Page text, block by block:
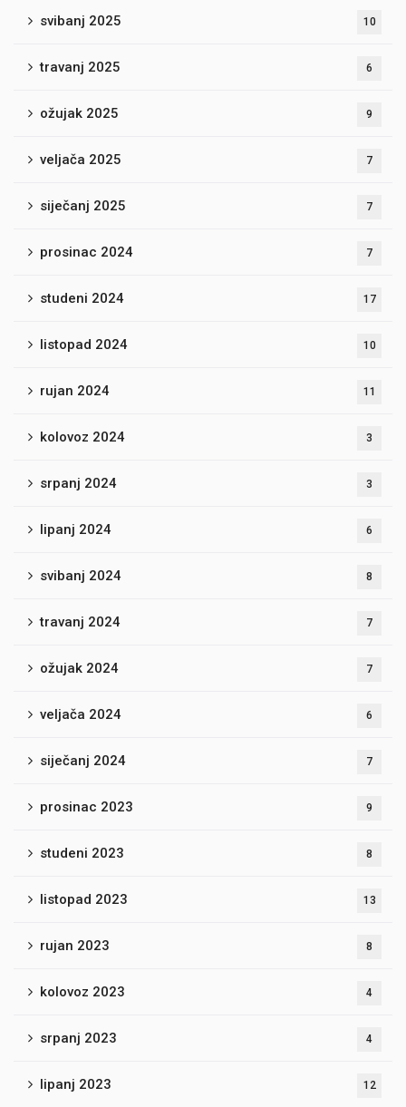
svibanj 2025 10
travanj 2025 6
ožujak 2025 9
veljača 2025 7
siječanj 2025 7
prosinac 2024 7
studeni 2024 17
listopad 2024 10
rujan 2024 11
kolovoz 2024 3
srpanj 2024 3
lipanj 2024 6
svibanj 2024 8
travanj 2024 7
ožujak 2024 7
veljača 2024 6
siječanj 2024 7
prosinac 2023 9
studeni 2023 8
listopad 2023 13
rujan 2023 8
kolovoz 2023 4
srpanj 2023 4
lipanj 2023 12